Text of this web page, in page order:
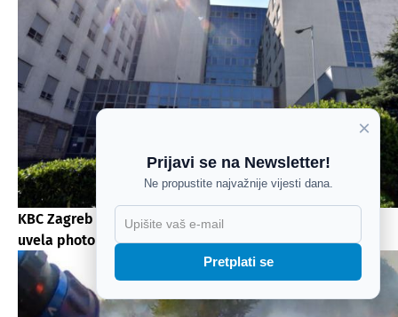
KBC Zagreb prva javna bolnica u Hrvatskoj koja je
uvela photon-counting CT
×
Prijavi se na Newsletter!
Ne propustite najvažnije vijesti dana.
Pretplati se